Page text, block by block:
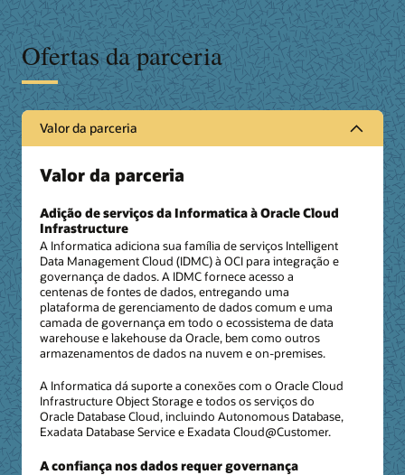
Ofertas da parceria
Valor da parceria
Valor da parceria
Adição de serviços da Informatica à Oracle Cloud
Infrastructure
A Informatica adiciona sua família de serviços Intelligent
Data Management Cloud (IDMC) à OCI para integração e
governança de dados. A IDMC fornece acesso a
centenas de fontes de dados, entregando uma
plataforma de gerenciamento de dados comum e uma
camada de governança em todo o ecossistema de data
warehouse e lakehouse da Oracle, bem como outros
armazenamentos de dados na nuvem e on-premises.
A Informatica dá suporte a conexões com o Oracle Cloud
Infrastructure Object Storage e todos os serviços do
Oracle Database Cloud, incluindo Autonomous Database,
Exadata Database Service e Exadata Cloud@Customer.
A confiança nos dados requer governança